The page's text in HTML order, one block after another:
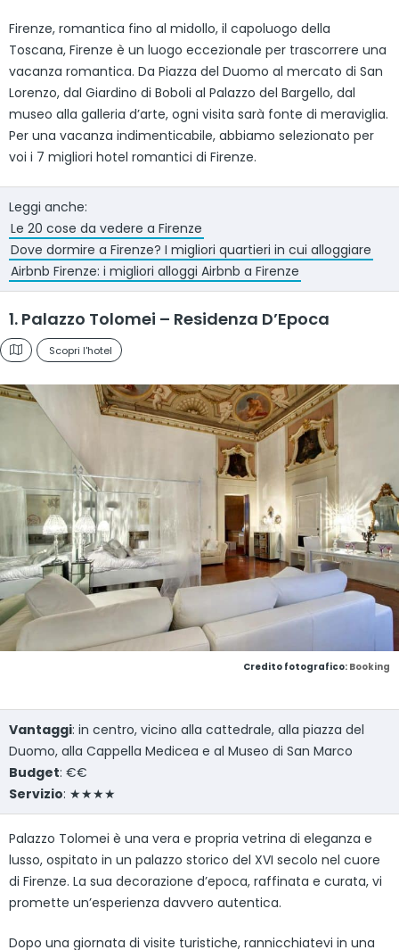
Firenze, romantica fino al midollo, il capoluogo della
Toscana, Firenze è un luogo eccezionale per trascorrere una
vacanza romantica. Da Piazza del Duomo al mercato di San
Lorenzo, dal Giardino di Boboli al Palazzo del Bargello, dal
museo alla galleria d’arte, ogni visita sarà fonte di meraviglia.
Per una vacanza indimenticabile, abbiamo selezionato per
voi i 7 migliori hotel romantici di Firenze.
Leggi anche:
Le 20 cose da vedere a Firenze
Dove dormire a Firenze? I migliori quartieri in cui alloggiare
Airbnb Firenze: i migliori alloggi Airbnb a Firenze
1. Palazzo Tolomei – Residenza D’Epoca
Scopri l'hotel
Credito fotografico: Booking
Vantaggi: in centro, vicino alla cattedrale, alla piazza del
Duomo, alla Cappella Medicea e al Museo di San Marco
Budget: €€
Servizio: ★★★★
Palazzo Tolomei è una vera e propria vetrina di eleganza e
lusso, ospitato in un palazzo storico del XVI secolo nel cuore
di Firenze. La sua decorazione d’epoca, raffinata e curata, vi
promette un’esperienza davvero autentica.
Dopo una giornata di visite turistiche, rannicchiatevi in una